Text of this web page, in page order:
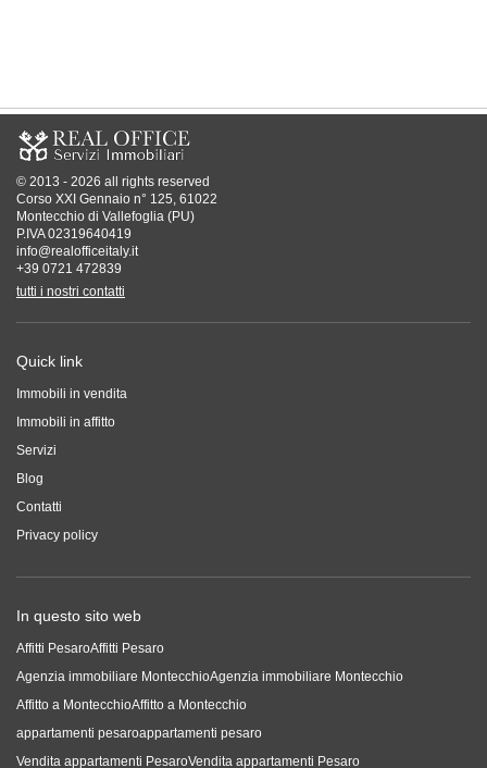
© 2013 - 2026 all rights reserved
Corso XXI Gennaio n° 125, 61022
Montecchio di Vallefoglia (PU)
P.IVA 02319640419
info@realofficeitaly.it
+39 0721 472839
tutti i nostri contatti
Quick link
Immobili in vendita
Immobili in affitto
Servizi
Blog
Contatti
Privacy policy
In questo sito web
Affitti PesaroAffitti Pesaro
Agenzia immobiliare MontecchioAgenzia immobiliare Montecchio
Affitto a MontecchioAffitto a Montecchio
appartamenti pesaroappartamenti pesaro
Vendita appartamenti PesaroVendita appartamenti Pesaro